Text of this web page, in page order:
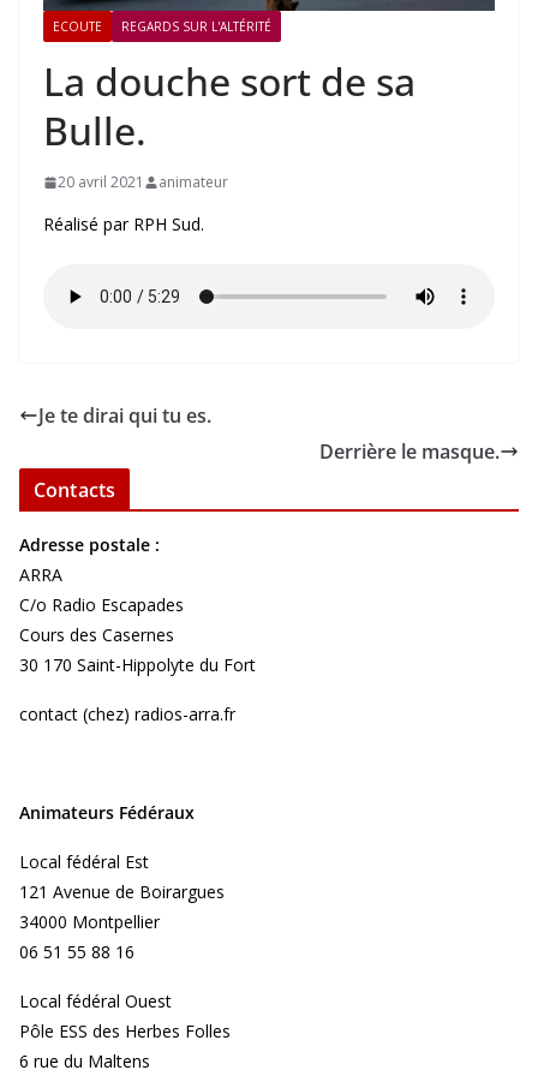
ECOUTE REGARDS SUR L'ALTÉRITÉ
La douche sort de sa
Bulle.
20 avril 2021 animateur
Réalisé par RPH Sud.
Je te dirai qui tu es.
Derrière le masque.
Contacts
Adresse postale :
ARRA
C/o Radio Escapades
Cours des Casernes
30 170 Saint-Hippolyte du Fort
contact (chez) radios-arra.fr
Animateurs Fédéraux
Local fédéral Est
121 Avenue de Boirargues
34000 Montpellier
06 51 55 88 16
Local fédéral Ouest
Pôle ESS des Herbes Folles
6 rue du Maltens